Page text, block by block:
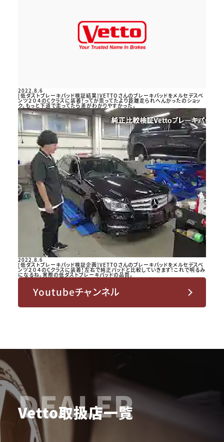
2022.8.6
[低ダストブレーキパッド検証結果]VETTOさんのブレーキパッドをメルセデスベ
ンツ２０４のCクラスに装着！ってか思ってたより距離走られへんかったのショッ
ク。もっと下道で走ってたら差がわかりやすかった。
2022.8.6
[低ダストブレーキパッド検証企画]VETTOさんのブレーキパッドをメルセデスベ
ンツ２０４のCクラスに装着！左右で純正パッドと比較していきます！これで明るみ
になるね。実際の低ダストブレーキパッドの品質。
Youtubeチャンネル
DEALER
Vetto取扱店一覧